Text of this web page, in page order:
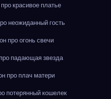
красивое платье
неожиданный гость
про огонь свечи
падающая звезда
про плач матери
потерянный кошелек